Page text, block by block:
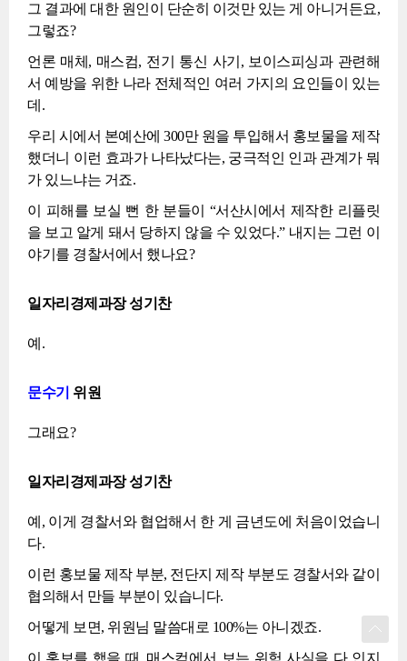
그 결과에 대한 원인이 단순히 이것만 있는 게 아니거든요,
그렇죠?
언론 매체, 매스컴, 전기 통신 사기, 보이스피싱과 관련해
서 예방을 위한 나라 전체적인 여러 가지의 요인들이 있는
데.
우리 시에서 본예산에 300만 원을 투입해서 홍보물을 제작
했더니 이런 효과가 나타났다는, 궁극적인 인과 관계가 뭐
가 있느냐는 거죠.
이 피해를 보실 뻔 한 분들이 “서산시에서 제작한 리플릿
을 보고 알게 돼서 당하지 않을 수 있었다.” 내지는 그런 이
야기를 경찰서에서 했나요?
일자리경제과장 성기찬
예.
문수기 위원
그래요?
일자리경제과장 성기찬
예, 이게 경찰서와 협업해서 한 게 금년도에 처음이었습니
다.
이런 홍보물 제작 부분, 전단지 제작 부분도 경찰서와 같이
협의해서 만들 부분이 있습니다.
어떻게 보면, 위원님 말씀대로 100%는 아니겠죠.
이 홍보를 했을 때, 매스컴에서 보는 위험 사실을 다 인지